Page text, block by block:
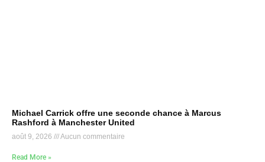
Michael Carrick offre une seconde chance à Marcus
Rashford à Manchester United
août 9, 2026 Aucun commentaire
Read More »